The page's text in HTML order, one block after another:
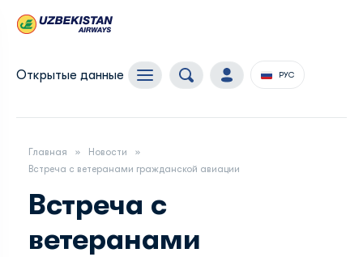
Открытые данные РУС
Главная
Новости
Встреча с ветеранами гражданской авиации
Встреча с
ветеранами